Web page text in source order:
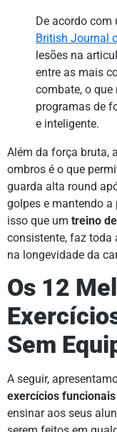
De acordo
British Journal
lesões na
entre as mais
combate, o que
programas de
e inteligente.
Além da força bruta, a
ombros é o que
guarda alta round
golpes e mantendo a
isso que um treino
consistente, faz toda
na longevidade da
Os 12
Sem
A seguir,
exercícios
ensinar aos seus